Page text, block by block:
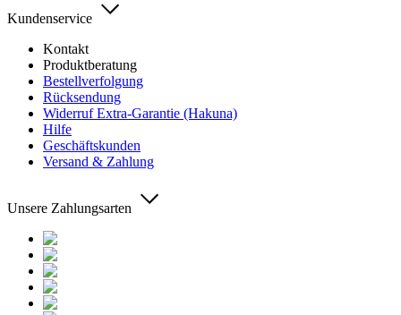
Kundenservice
Kontakt
Produktberatung
Bestellverfolgung
Rücksendung
Widerruf Extra-Garantie (Hakuna)
Hilfe
Geschäftskunden
Versand & Zahlung
Unsere Zahlungsarten